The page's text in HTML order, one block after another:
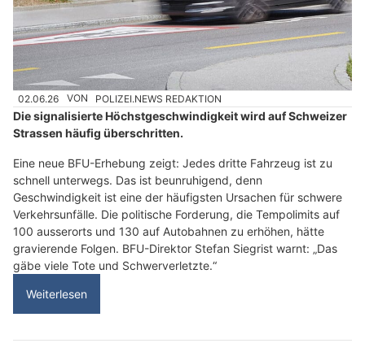
02.06.26 VON POLIZEI.NEWS REDAKTION
Die signalisierte Höchstgeschwindigkeit wird auf Schweizer
Strassen häufig überschritten.
Eine neue BFU-Erhebung zeigt: Jedes dritte Fahrzeug ist zu
schnell unterwegs. Das ist beunruhigend, denn
Geschwindigkeit ist eine der häufigsten Ursachen für schwere
Verkehrsunfälle. Die politische Forderung, die Tempolimits auf
100 ausserorts und 130 auf Autobahnen zu erhöhen, hätte
gravierende Folgen. BFU-Direktor Stefan Siegrist warnt: „Das
gäbe viele Tote und Schwerverletzte.“
Weiterlesen